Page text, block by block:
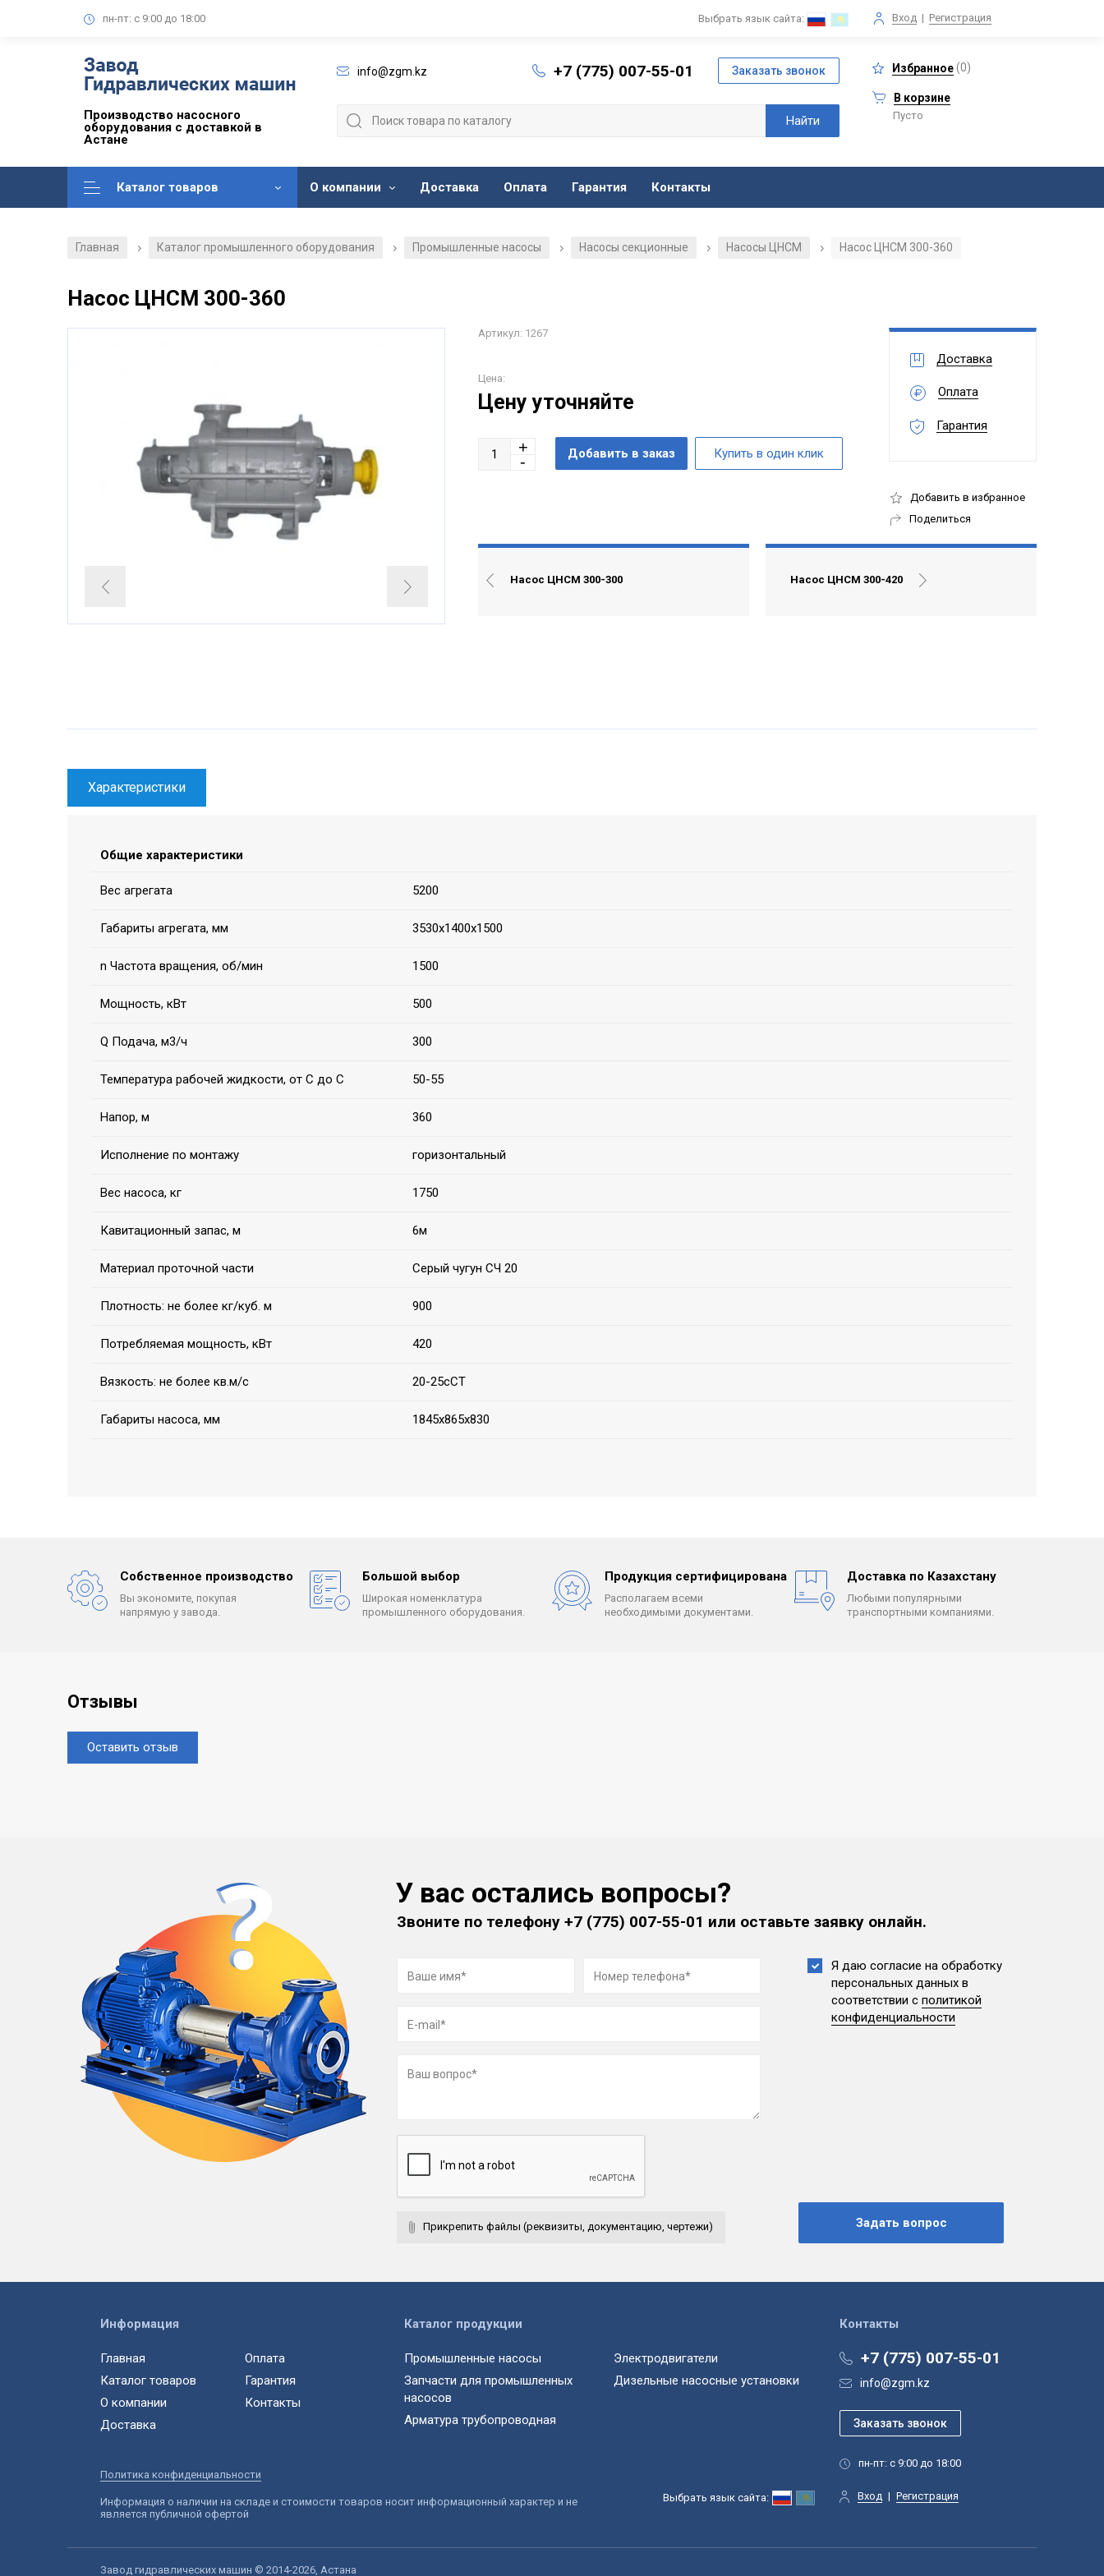
пн-пт: с 9:00 до 18:00 Вход | Регистрация
Выбрать язык сайта:
Производство насосного
оборудования с доставкой в
Астане
info@zgm.kz +7 (775) 007-55-01 Избранное(0)
В корзине
Пусто
Каталог товаров О компании Доставка Оплата Гарантия Контакты
Главная / Каталог промышленного оборудования / Промышленные насосы / Насосы секционные / Насосы ЦНСМ / Насос ЦНСМ 300-360
Насос ЦНСМ 300-360
Артикул: 1267
Цена:
Цену уточняйте
Доставка
Оплата
Гарантия
Добавить в избранное
Поделиться
Насос ЦНСМ 300-300 Насос ЦНСМ 300-420
Характеристики
Общие характеристики
Вес агрегата 5200
Габариты агрегата, мм 3530х1400х1500
n Частота вращения, об/мин 1500
Мощность, кВт 500
Q Подача, м3/ч 300
Температура рабочей жидкости, от С до С 50-55
Напор, м 360
Исполнение по монтажу горизонтальный
Вес насоса, кг 1750
Кавитационный запас, м 6м
Материал проточной части Серый чугун СЧ 20
Плотность: не более кг/куб. м 900
Потребляемая мощность, кВт 420
Вязкость: не более кв.м/с 20-25сСТ
Габариты насоса, мм 1845х865х830
Собственное производство
Вы экономите, покупая
напрямую у завода.
Большой выбор
Широкая номенклатура
промышленного оборудования.
Продукция сертифицирована
Располагаем всеми
необходимыми документами.
Доставка по Казахстану
Любыми популярными
транспортными компаниями.
Отзывы
Оставить отзыв
У вас остались вопросы?
Звоните по телефону+7 (775) 007-55-01 или оставьте заявку онлайн.
Прикрепить файлы (реквизиты, документацию, чертежи)
Я даю согласие на обработку
персональных данных в
соответствии с политикой
конфиденциальности
Контакты
+7 (775) 007-55-01
info@zgm.kz
пн-пт: с 9:00 до 18:00
Вход | Регистрация
Выбрать язык сайта:
Информация
Главная
Каталог товаров
О компании
Доставка
Оплата
Гарантия
Контакты
Каталог продукции
Промышленные насосы
Запчасти для промышленных
насосов
Арматура трубопроводная
Электродвигатели
Дизельные насосные установки
Политика конфиденциальности
Информация о наличии на складе и стоимости товаров носит информационный характер и не
является публичной офертой
Завод гидравлических машин © 2014-2026, Астана